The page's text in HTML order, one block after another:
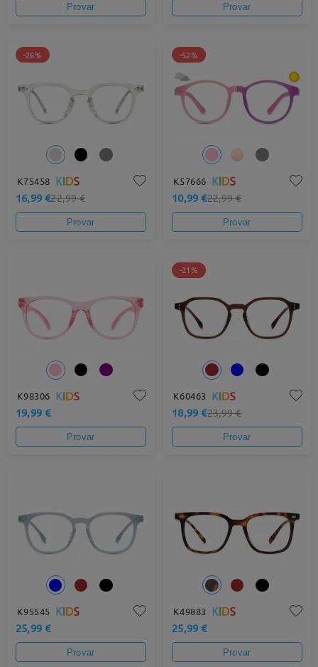
Provar Provar
-26%
K75458
16,99 €22,99 €
Provar
-52%
K57666
10,99 €22,99 €
Provar
K98306
19,99 €
Provar
-21%
K60463
18,99 €23,99 €
Provar
K95545
25,99 €
Provar
K49883
25,99 €
Provar